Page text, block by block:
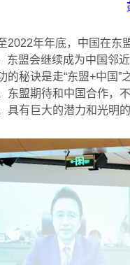
2022年年底，中国在东
东盟会继续成为中国邻
的秘诀是走“东盟+中国”
东盟期待和中国合作，
有巨大的潜力和光明的